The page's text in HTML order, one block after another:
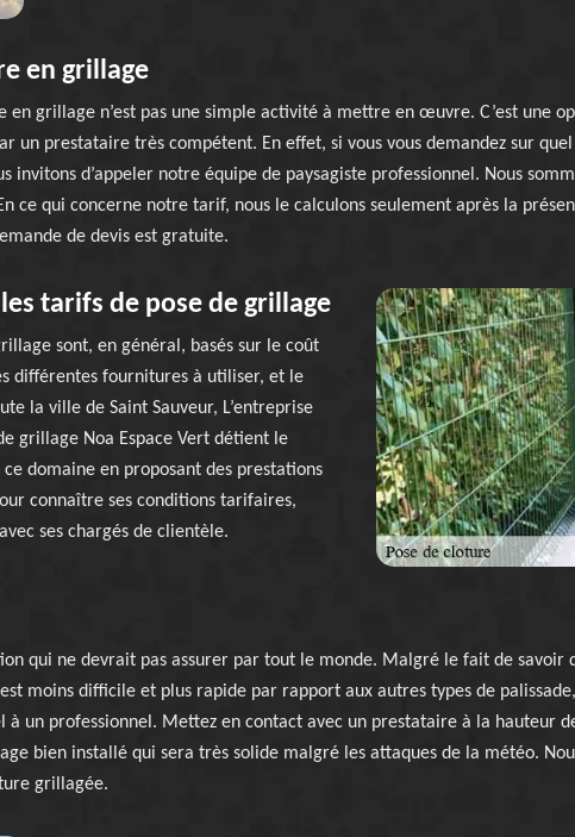
en grillage
en grillage n’est pas une simple activité à mettre en œuvre. C’est une
un prestataire très compétent. En effet, si vous vous demandez sur
invitons d’appeler notre équipe de paysagiste professionnel. Nous
ce qui concerne notre tarif, nous le calculons seulement après la
de devis est gratuite.
tarifs de pose de grillage
sont, en général, basés sur le coût
différentes fournitures à utiliser, et le
la ville de Saint Sauveur, L’entreprise
grillage Noa Espace Vert détient le
domaine en proposant des prestations
connaître ses conditions tarifaires,
ses chargés de clientèle.
qui ne devrait pas assurer par tout le monde. Malgré le fait de savoir
moins difficile et plus rapide par rapport aux autres types de
un professionnel. Mettez en contact avec un prestataire à la hauteur
bien installé qui sera très solide malgré les attaques de la météo.
grillagée.